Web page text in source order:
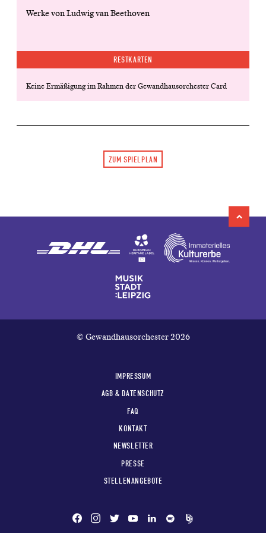
Werke von Ludwig van Beethoven
RESTKARTEN
Keine Ermäßigung im Rahmen der Gewandhausorchester Card
ZUM SPIELPLAN
© Gewandhausorchester 2026
IMPRESSUM
AGB & DATENSCHUTZ
FAQ
KONTAKT
NEWSLETTER
PRESSE
STELLENANGEBOTE